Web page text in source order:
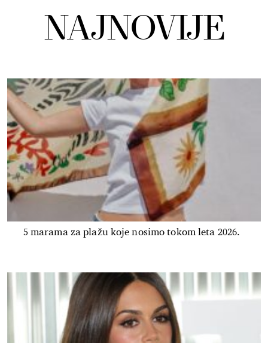
NAJNOVIJE
5 marama za plažu koje nosimo tokom leta 2026.